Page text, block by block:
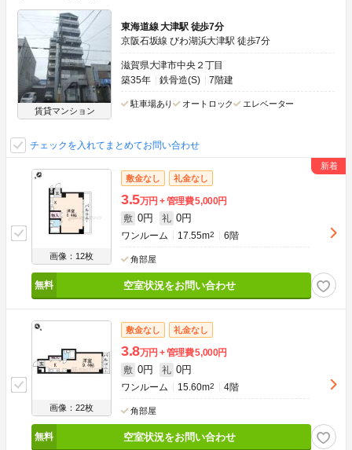
賃貸マンション
東海道線 大津駅 徒歩7分
京阪石坂線 びわ湖浜大津駅 徒歩7分
滋賀県大津市中央２丁目
築35年
鉄骨造(S) 7階建
駐車場あり オートロック エレベーター
チェックを入れてまとめてお問い合わせ
画像：12枚
敷金なし 礼金なし
3.5万円 管理費5,000円
敷 0円 礼 0円
ワンルーム 17.55m2 6階
角部屋
空室状況をお問い合わせ
画像：22枚
敷金なし 礼金なし
3.8万円 管理費5,000円
敷 0円 礼 0円
ワンルーム 15.60m2 4階
角部屋
空室状況をお問い合わせ